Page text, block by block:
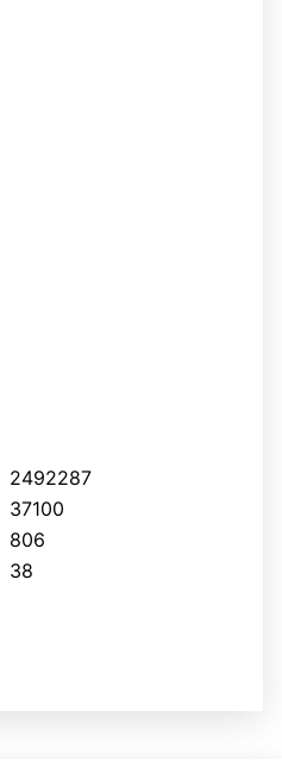
38
2492287
37100
806